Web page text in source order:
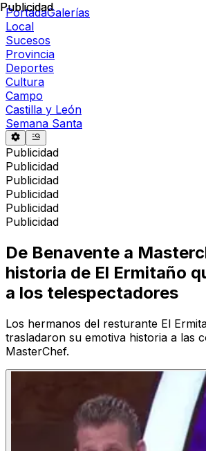
PortadaGalerías
Local
Sucesos
Provincia
Deportes
Cultura
Campo
Castilla y León
Semana Santa
Publicidad
Publicidad
Publicidad
Publicidad
Publicidad
Publicidad
Publicidad
De Benavente a
historia de El Ermitaño
a los telespectadores
Los hermanos del resturante El
trasladaron su emotiva historia a las
MasterChef.
Publicidad